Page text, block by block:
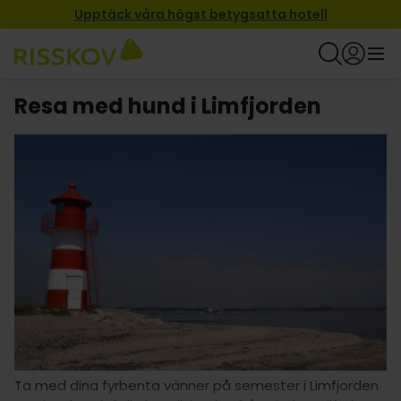
Upptäck våra högst betygsatta hotell
Resa med hund i Limfjorden
Ta med dina fyrbenta vänner på semester i Limfjorden